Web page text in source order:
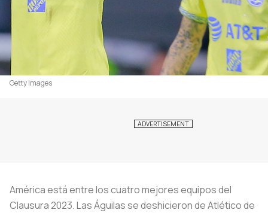
Getty Images
América está entre los cuatro mejores equipos del
Clausura 2023. Las Águilas se deshicieron de Atlético de